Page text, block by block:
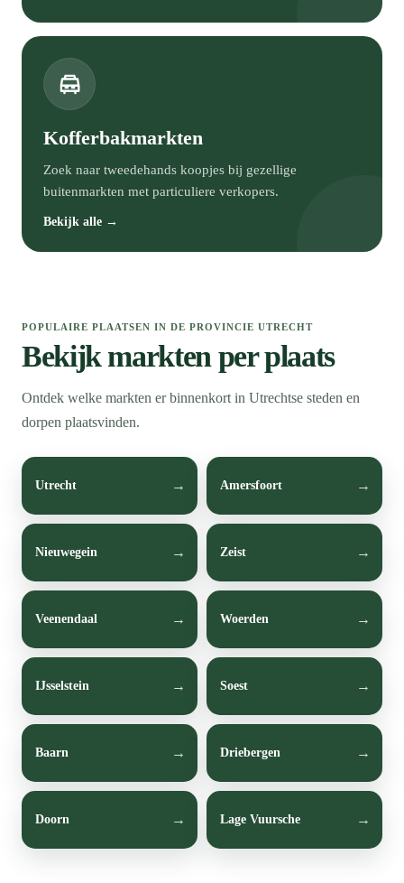
Kofferbakmarkten
Zoek naar tweedehands koopjes bij gezellige
buitenmarkten met particuliere verkopers.
Bekijk alle →
POPULAIRE PLAATSEN IN DE PROVINCIE UTRECHT
Bekijk markten per plaats
Ontdek welke markten er binnenkort in Utrechtse steden en
dorpen plaatsvinden.
Utrecht Amersfoort
Nieuwegein Zeist
Veenendaal Woerden
IJsselstein Soest
Baarn Driebergen
Doorn Lage Vuursche